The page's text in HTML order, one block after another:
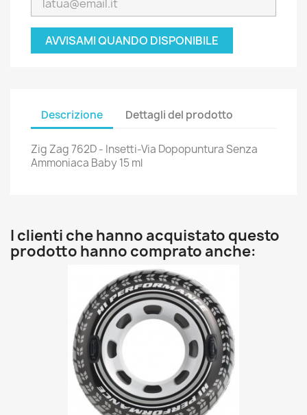
AVVISAMI QUANDO DISPONIBILE
Descrizione Dettagli del prodotto
Zig Zag 762D - Insetti-Via Dopopuntura Senza
Ammoniaca Baby 15 ml
I clienti che hanno acquistato questo
prodotto hanno comprato anche: